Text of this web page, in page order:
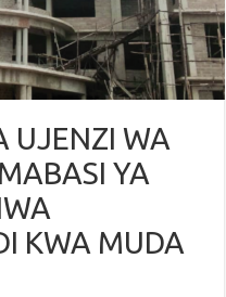
UJENZI WA
YA
KWA MUDA